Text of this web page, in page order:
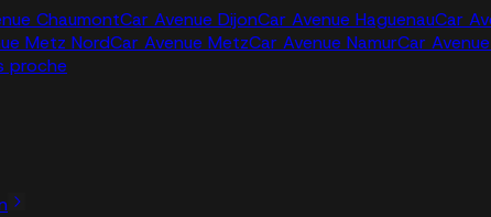
ChaumontCar Avenue DijonCar Avenue HaguenauCar
Metz NordCar Avenue MetzCar Avenue NamurCar
proche